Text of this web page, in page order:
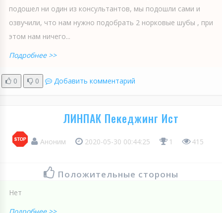
подошел ни один из консультантов, мы подошли сами и
озвучили, что нам нужно подобрать 2 норковые шубы , при
этом нам ничего...
Подробнее >>
0 0 Добавить комментарий
ЛИНПАК Пекеджинг Ист
Аноним 2020-05-30 00:44:25 1 415
Положительные стороны
Нет